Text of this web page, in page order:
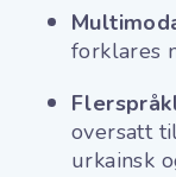
forklares
oversatt
urkainsk